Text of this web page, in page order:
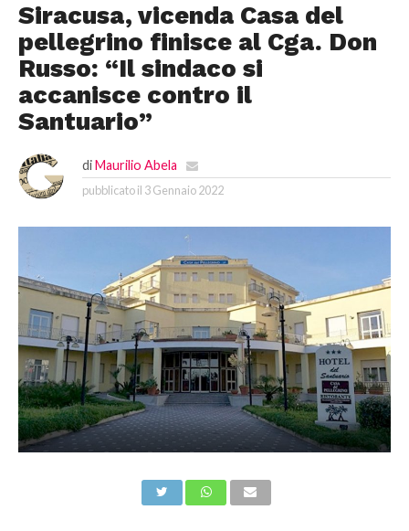
Siracusa, vicenda Casa del
pellegrino finisce al Cga. Don
Russo: “Il sindaco si
accanisce contro il
Santuario”
di Maurilio Abela
pubblicato il 3 Gennaio 2022